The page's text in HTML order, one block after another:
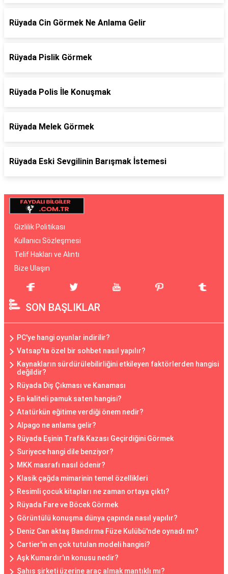
Rüyada Cin Görmek Ne Anlama Gelir
Rüyada Pislik Görmek
Rüyada Polis İle Konuşmak
Rüyada Melek Görmek
Rüyada Eski Sevgilinin Barışmak İstemesi
Gizlilik Politikası
Kullanıcı Sözleşmesi
Telif Hakları ve Alıntı
Bize Ulaşın
SON BAŞLIKLAR
PC'ye hangi oyunlar indirilir?
Vatsap'ta özel bir sohbet nasıl yapılır?
Kaynakların sürdürülebilirliğini etkileyen faktörlerden hangisi
değildir?
Rüyada Diş Çıkması ve Kanaması
En kaliteli pamuk saten hangisi?
Atatürkün eğitime verdiği önem nedir?
Alpago ne anlama gelir?
Rüyada Eşinin Trafik Kazası Geçirdiğini Görmek
Suriyece hangi dile benziyor?
MKK masrafı nasıl ödenir?
Klasik çağda mimarinin temel özellikleri
Resimli çocuk kitapları ne zaman ortaya çıktı?
Rüyada Fare ve Böcek Görmek
Görüntülü konuşma dünya çapında nasıl yapılır?
Deniz Can aktaş Bandırma Füze Kulübü'nde oynadı mı?
Cartier'in en çok tutulan modeli hangisi?
Aşk Kumardır'ın konusu nedir?
Şahıs şirketi üzerine araç almak mantıklı mı?